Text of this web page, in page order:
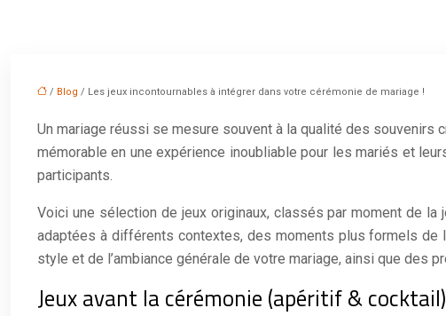
/ Blog / Les jeux incontournables à intégrer dans votre cérémonie de mariage !
Un mariage réussi se mesure souvent à la qualité des souvenirs
mémorable en une expérience inoubliable pour les mariés et
participants.
Voici une sélection de jeux originaux, classés par moment de
adaptées à différents contextes, des moments plus formels de
style et de l’ambiance générale de votre mariage, ainsi que des
Jeux avant la cérémonie (apéritif &